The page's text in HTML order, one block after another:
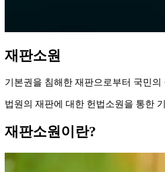
재판소원
기본권을 침해한 재판으로부터 국민의
법원의 재판에 대한 헌법소원을 통한
재판소원이란?